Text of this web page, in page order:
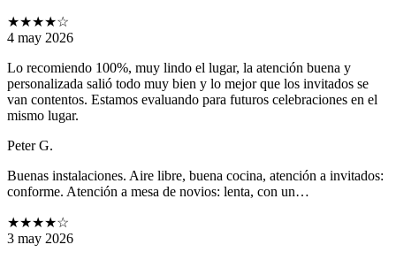
★★★★☆
4 may 2026
Lo recomiendo 100%, muy lindo el lugar, la atención buena y
personalizada salió todo muy bien y lo mejor que los invitados se
van contentos. Estamos evaluando para futuros celebraciones en el
mismo lugar.
Peter G.
Buenas instalaciones. Aire libre, buena cocina, atención a invitados:
conforme. Atención a mesa de novios: lenta, con un…
★★★★☆
3 may 2026